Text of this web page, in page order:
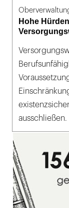
Hohe
ausschließen.